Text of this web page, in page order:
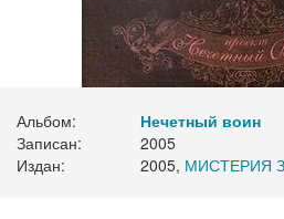
Альбом:
Нечетный воин
Записан:
2005
Издан:
2005, МИСТЕРИЯ